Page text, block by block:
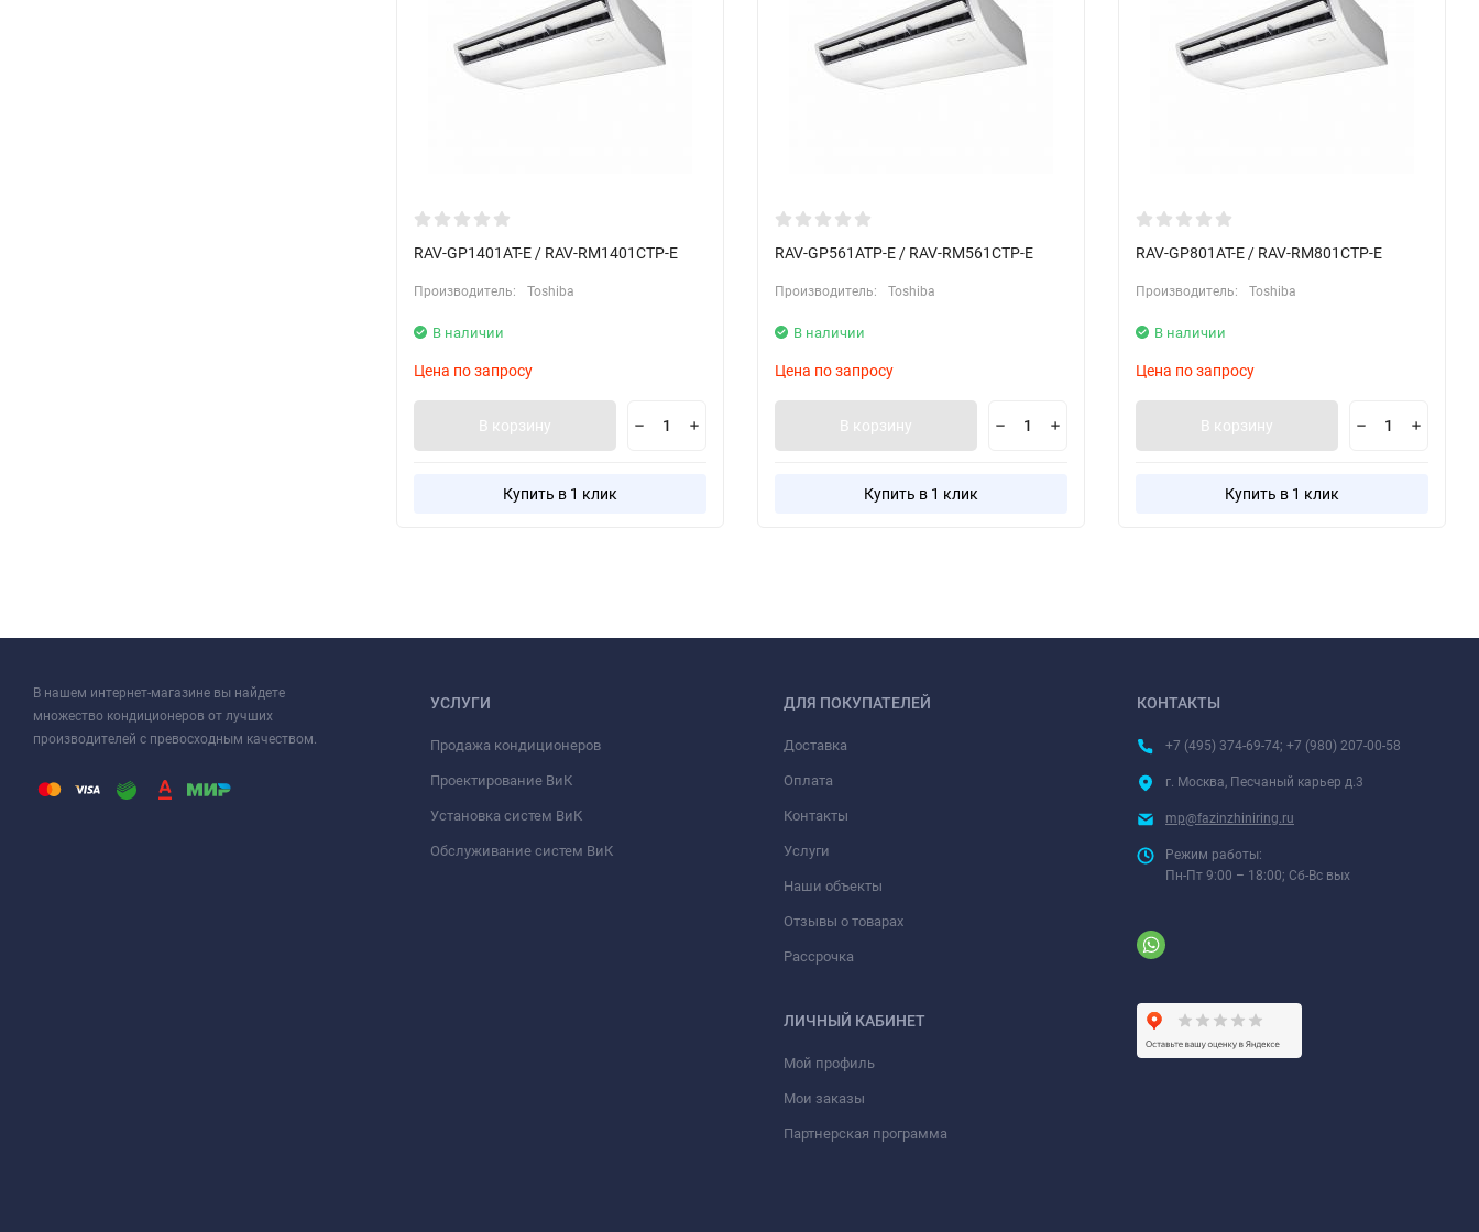
RAV-GP1401AT-E / RAV-RM1401CTP-E
Производитель: Toshiba
В наличии
Цена по запросу
В корзину
Купить в 1 клик
RAV-GP561ATP-E / RAV-RM561CTP-E
Производитель: Toshiba
В наличии
Цена по запросу
В корзину
Купить в 1 клик
RAV-GP801AT-E / RAV-RM801CTP-E
Производитель: Toshiba
В наличии
Цена по запросу
В корзину
Купить в 1 клик
В нашем интернет-магазине вы найдете
множество кондиционеров от лучших
производителей с превосходным качеством.
УСЛУГИ
Продажа кондиционеров
Проектирование ВиК
Установка систем ВиК
Обслуживание систем ВиК
ДЛЯ ПОКУПАТЕЛЕЙ
Доставка
Оплата
Контакты
Услуги
Наши объекты
Отзывы о товарах
Рассрочка
ЛИЧНЫЙ КАБИНЕТ
Мой профиль
Мои заказы
Партнерская программа
КОНТАКТЫ
+7 (495) 374-69-74; +7 (980) 207-00-58
г. Москва, Песчаный карьер д.3
mp@fazinzhiniring.ru
Режим работы:
Пн-Пт 9:00 – 18:00; Сб-Вс вых